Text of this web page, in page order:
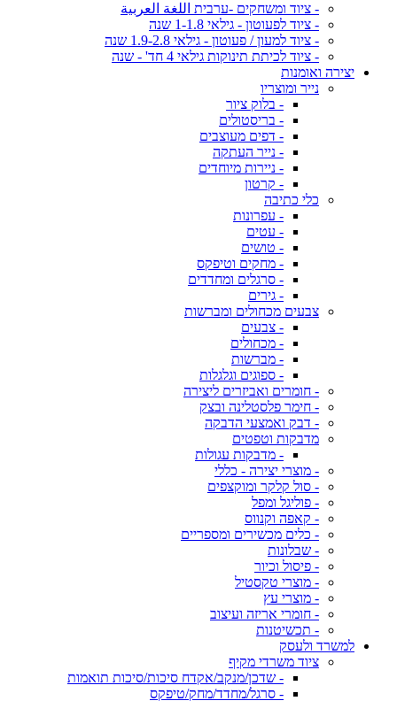
- ציוד ומשחקים -ערבית اللغة العربية
- ציוד לפעוטון - גילאי 1-1.8 שנה
- ציוד למעון / פעוטון - גילאי 1.9-2.8 שנה
- ציוד לכיתת תינוקות גילאי 4 חד' - שנה
יצירה ואומנות
נייר ומוצריו
- בלוק ציור
- בריסטולים
- דפים מעוצבים
- נייר העתקה
- ניירות מיוחדים
- קרטון
כלי כתיבה
- עפרונות
- עטים
- טושים
- מחקים וטיפקס
- סרגלים ומחדדים
- גירים
צבעים מכחולים ומברשות
- צבעים
- מכחולים
- מברשות
- ספוגים וגלגלות
- חומרים ואביזרים ליצירה
- חימר פלסטלינה ובצק
- דבק ואמצעי הדבקה
מדבקות וטפטים
- מדבקות עגולות
- מוצרי יצירה - כללי
- סול קלקר ומוקצפים
- פוליגל ומפל
- קאפה וקנווס
- כלים מכשירים ומספריים
- שבלונות
- פיסול וכיור
- מוצרי טקסטיל
- מוצרי עץ
- חומרי אריזה ועיצוב
- תכשיטנות
למשרד ולעסק
ציוד משרדי מקיף
- שדכן/מנקב/אקדח סיכות/סיכות תואמות
- סרגל/מחדד/מחק/טיפקס